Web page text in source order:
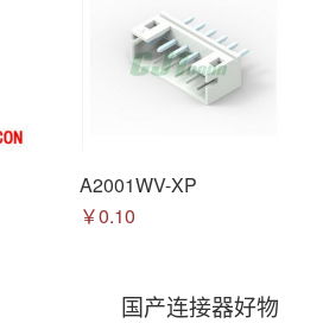
A2001WV-XP
￥0.10
国产连接器好物